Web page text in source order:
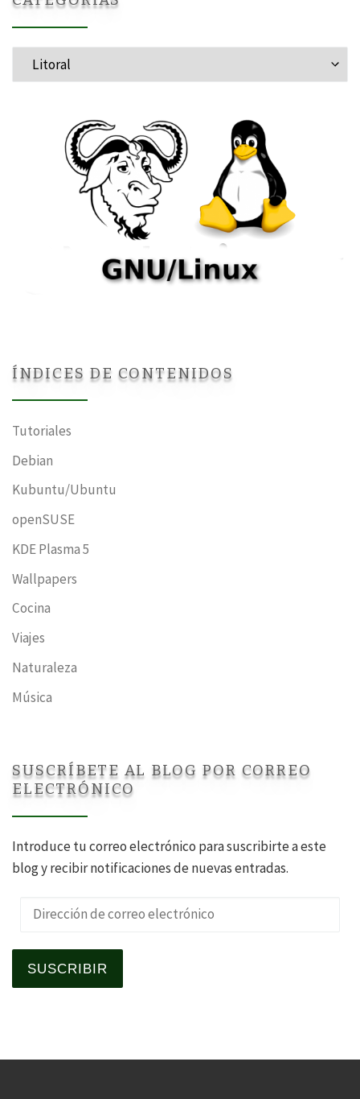
Categorías
ÍNDICES DE CONTENIDOS
Tutoriales
Debian
Kubuntu/Ubuntu
openSUSE
KDE Plasma 5
Wallpapers
Cocina
Viajes
Naturaleza
Música
SUSCRÍBETE AL BLOG POR CORREO
ELECTRÓNICO
Introduce tu correo electrónico para suscribirte a este
blog y recibir notificaciones de nuevas entradas.
Dirección de correo electrónico
SUSCRIBIR